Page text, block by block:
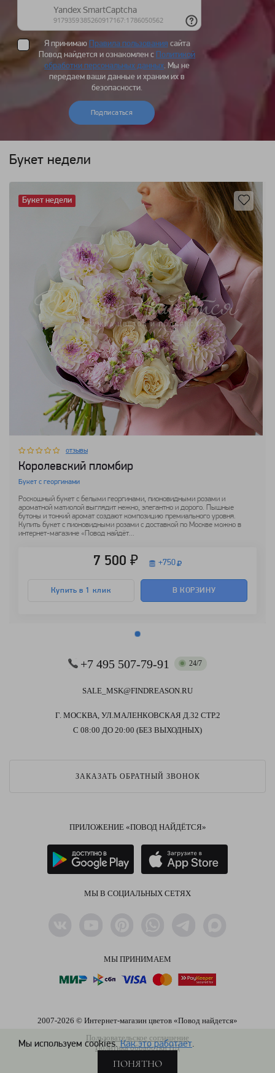
Мы используем cookies.Как это работает.
ПОНЯТНО
Я принимаю Правила пользования сайта
Повод найдется и ознакомлен с Политикой
обработки персональных данных. Мы не
передаем ваши данные и храним их в
безопасности.
Подписаться
Букет недели
отзывы
Королевский пломбир
Букет с георгинами
Роскошный букет с белыми георгинами, пионовидными розами и
ароматной матиолой выглядит нежно, элегантно и дорого. Пышные
бутоны и тонкий аромат создают композицию премиального уровня.
Купить букет с пионовидными розами с доставкой по Москве можно в
интернет-магазине «Повод найдёт...
7 500 ₽ +750
Купить в 1 клик В КОРЗИНУ
Букет недели
+7 495 507-79-91 24/7
SALE_MSK@FINDREASON.RU
Г. МОСКВА, УЛ.МАЛЕНКОВСКАЯ Д.32 СТР.2
С 08:00 ДО 20:00 (БЕЗ ВЫХОДНЫХ)
ЗАКАЗАТЬ ОБРАТНЫЙ ЗВОНОК
ПРИЛОЖЕНИЕ «ПОВОД НАЙДЁТСЯ»
МЫ В СОЦИАЛЬНЫХ СЕТЯХ
МЫ ПРИНИМАЕМ
2007-2026 © Интернет-магазин цветов «Повод найдется»
Пользовательское соглашение
Политика обработки ПД